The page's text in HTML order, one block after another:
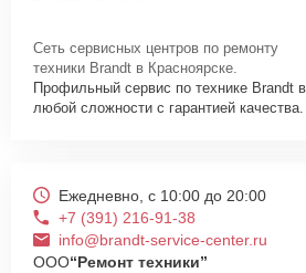
оперативно проконсультируют по всем
запишут на диагностику, подскажут с
доставки или оформят выезд мастера в
Сеть сервисных центров по ремонту
техники Brandt в Красноярске.
Профильный сервис по технике Brandt
любой сложности с гарантией качества.
Ежедневно, с 10:00 до 20:00
+7 (391) 216-91-38
info@brandt-service-center.ru
ООО“Ремонт техники”